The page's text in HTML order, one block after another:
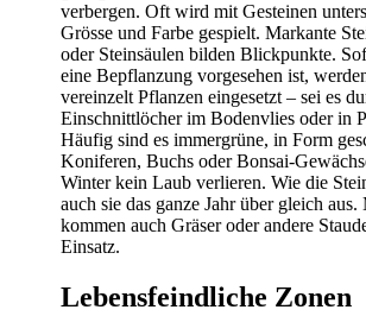
verbergen. Oft wird mit Gesteinen
Grösse und Farbe gespielt. Markante
oder Steinsäulen bilden Blickpunkte.
eine Bepflanzung vorgesehen ist,
vereinzelt Pflanzen eingesetzt – sei es
Einschnittlöcher im Bodenvlies oder in
Häufig sind es immergrüne, in Form
Koniferen, Buchs oder Bonsai-
Winter kein Laub verlieren. Wie die
auch sie das ganze Jahr über gleich aus.
kommen auch Gräser oder andere
Einsatz.
Lebensfeindliche Zonen